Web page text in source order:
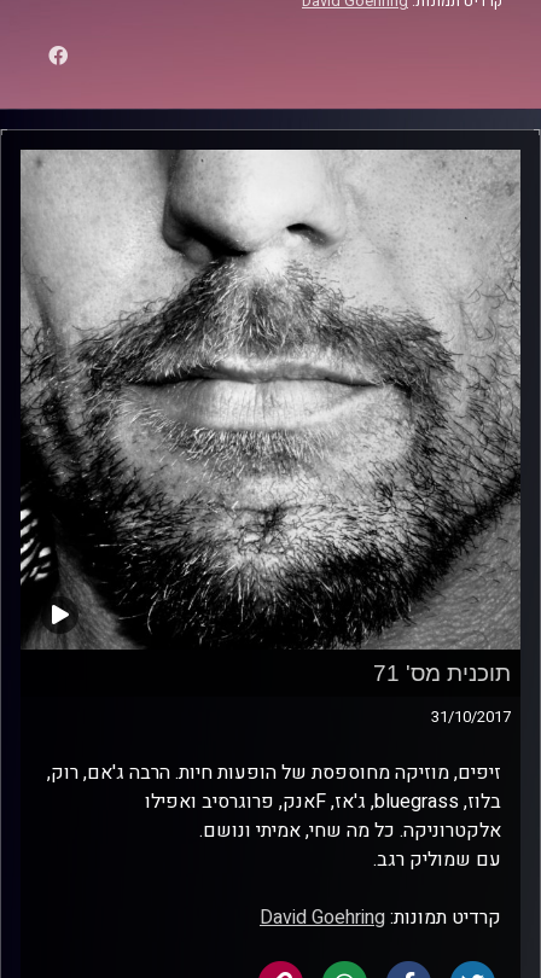
תוכנית מס' 71
31/10/2017
זיפים, מוזיקה מחוספסת של הופעות חיות. הרבה ג'אם, רוק,
בלוז, bluegrass, ג'אז, Fאנק, פרוגרסיב ואפילו
אלקטרוניקה. כל מה שחי, אמיתי ונושם.
עם שמוליק רגב.
קרדיט תמונות:David Goehring